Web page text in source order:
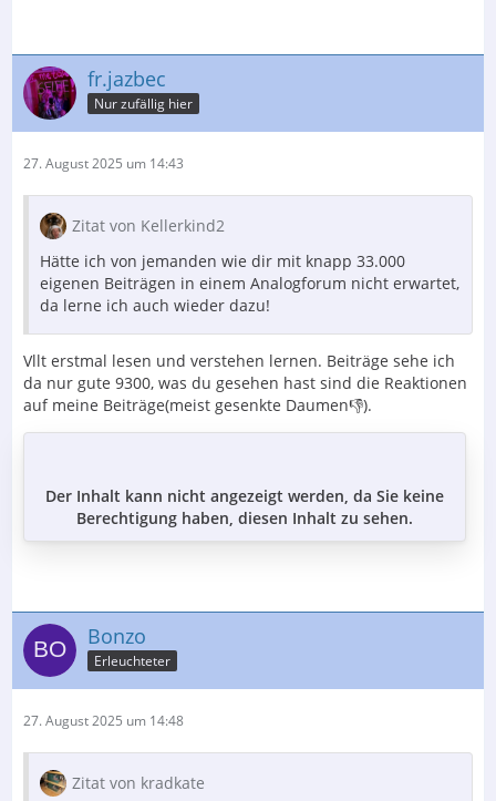
fr.jazbec
Nur zufällig hier
27. August 2025 um 14:43
Zitat von Kellerkind2
Hätte ich von jemanden wie dir mit knapp 33.000
eigenen Beiträgen in einem Analogforum nicht erwartet,
da lerne ich auch wieder dazu!
Vllt erstmal lesen und verstehen lernen. Beiträge sehe ich
da nur gute 9300, was du gesehen hast sind die Reaktionen
auf meine Beiträge(meist gesenkte Daumen👎).
Der Inhalt kann nicht angezeigt werden, da Sie keine
Berechtigung haben, diesen Inhalt zu sehen.
Bonzo
Erleuchteter
27. August 2025 um 14:48
Zitat von kradkate